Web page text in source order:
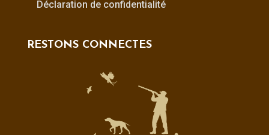
Déclaration de confidentialité
RESTONS CONNECTES